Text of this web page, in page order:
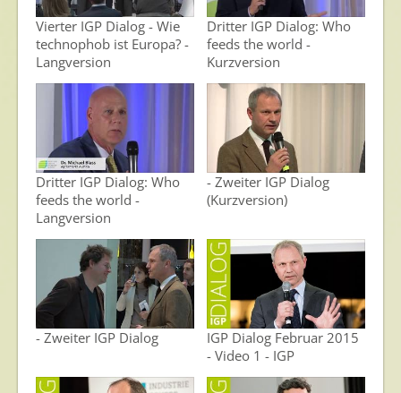
Vierter IGP Dialog - Wie
technophob ist Europa? -
Langversion
Dritter IGP Dialog: Who
feeds the world -
Kurzversion
Dritter IGP Dialog: Who
feeds the world -
Langversion
- Zweiter IGP Dialog
(Kurzversion)
- Zweiter IGP Dialog
IGP Dialog Februar 2015
- Video 1 - IGP